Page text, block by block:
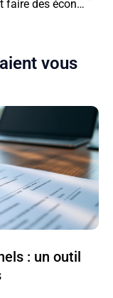
Comment faire des économies avec un petit budget
vous
: un outil